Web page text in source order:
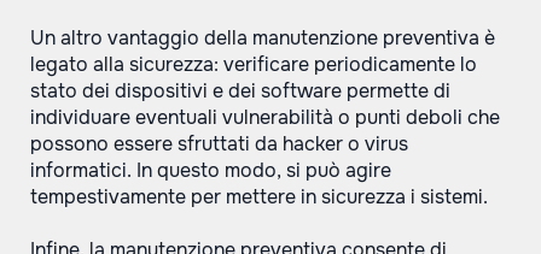
Un altro vantaggio della manutenzione preventiva è
legato alla sicurezza: verificare periodicamente lo
stato dei dispositivi e dei software permette di
individuare eventuali vulnerabilità o punti deboli che
possono essere sfruttati da hacker o virus
informatici. In questo modo, si può agire
tempestivamente per mettere in sicurezza i sistemi.